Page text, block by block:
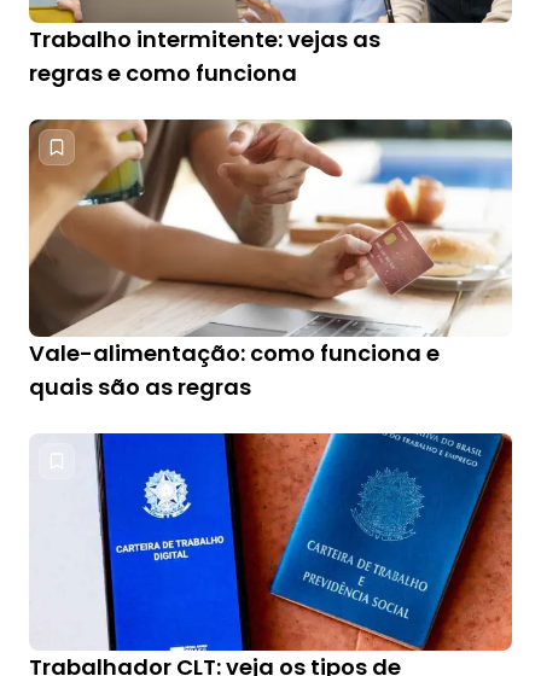
Trabalho intermitente: vejas as
regras e como funciona
Vale-alimentação: como funciona e
quais são as regras
Trabalhador CLT: veja os tipos de